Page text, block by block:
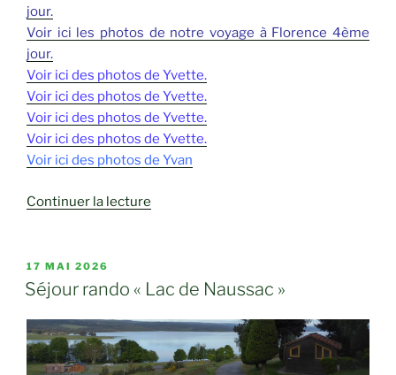
jour.
Voir ici les photos de notre voyage à Florence 4ème
jour.
Voir ici des photos de Yvette.
Voir ici des photos de Yvette.
Voir ici des photos de Yvette.
Voir ici des photos de Yvette.
Voir ici des photos de Yvan
Continuer la lecture
PUBLIÉ
LE
17 MAI 2026
Séjour rando « Lac de Naussac »